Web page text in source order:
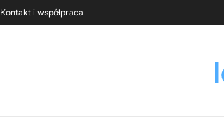
Kontakt i współpraca